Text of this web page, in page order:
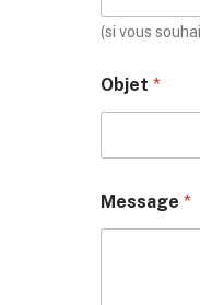
(si vous
Objet *
b
j
Message *